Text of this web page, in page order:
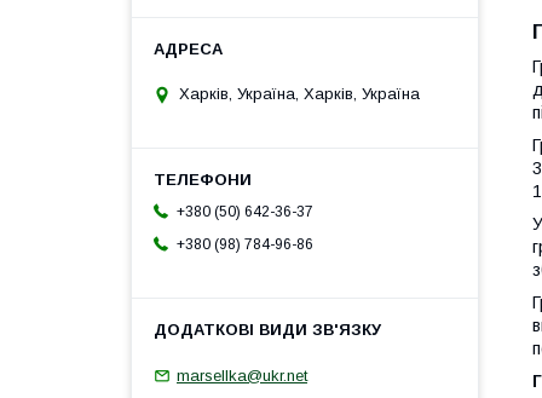
Харків, Україна, Харків, Україна
+380 (50) 642-36-37
+380 (98) 784-96-86
marsellka@ukr.net